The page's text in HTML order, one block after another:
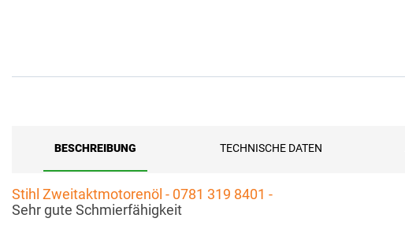
BESCHREIBUNG TECHNISCHE DATEN
Stihl Zweitaktmotorenöl - 0781 319 8401 -
Sehr gute Schmierfähigkeit